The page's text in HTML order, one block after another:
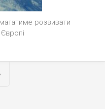
розвивати
Європі